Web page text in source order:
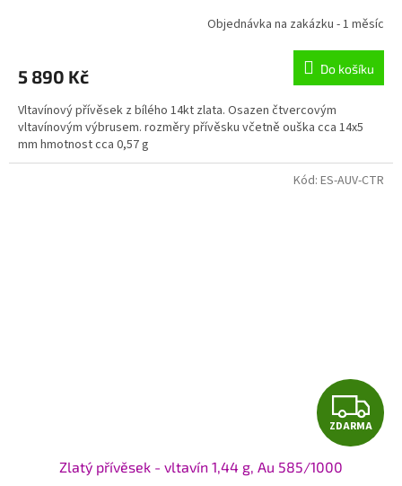
R
M
A
Objednávka na zakázku - 1 měsíc
5 890 Kč Do košíku
Vltavínový přívěsek z bílého 14kt zlata. Osazen čtvercovým
vltavínovým výbrusem. rozměry přívěsku včetně ouška cca 14x5
mm hmotnost cca 0,57 g
Z
D
ZDARMA
Zlatý přívěsek - vltavín 1,44 g, Au 585/1000
Kód: ES-AUV-CTR